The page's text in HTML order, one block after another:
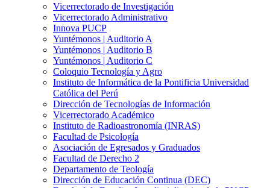
Vicerrectorado de Investigación
Vicerrectorado Administrativo
Innova PUCP
Yuntémonos | Auditorio A
Yuntémonos | Auditorio B
Yuntémonos | Auditorio C
Coloquio Tecnología y Agro
Instituto de Informática de la Pontificia Universidad
Católica del Perú
Dirección de Tecnologías de Información
Vicerrectorado Académico
Instituto de Radioastronomía (INRAS)
Facultad de Psicología
Asociación de Egresados y Graduados
Facultad de Derecho 2
Departamento de Teología
Dirección de Educación Continua (DEC)